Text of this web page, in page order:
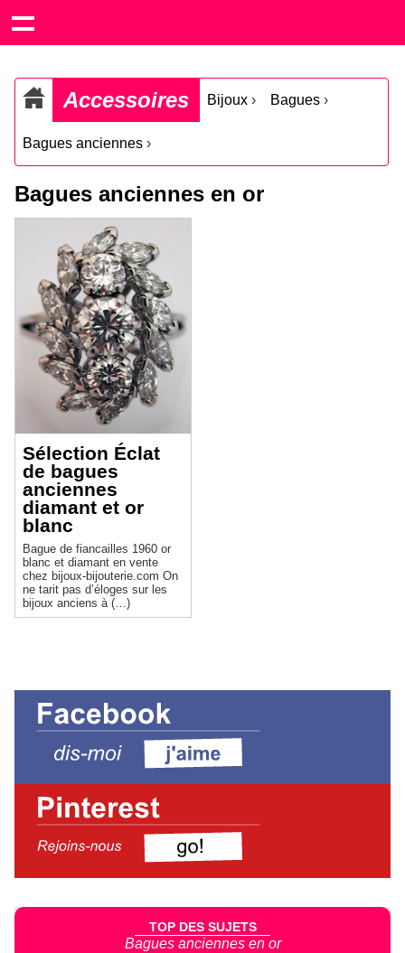
Accessoires Bijoux › Bagues ›
Bagues anciennes ›
Bagues anciennes en or
Sélection Éclat
de bagues
anciennes
diamant et or
blanc
Bague de fiancailles 1960 or
blanc et diamant en vente
chez bijoux-bijouterie.com On
ne tarit pas d’éloges sur les
bijoux anciens à (…)
TOP DES SUJETS
Bagues anciennes en or